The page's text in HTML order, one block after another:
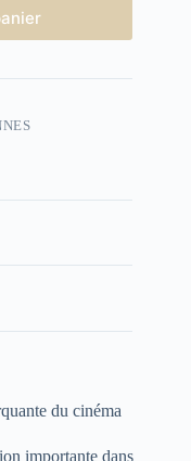
du cinéma
importante dans